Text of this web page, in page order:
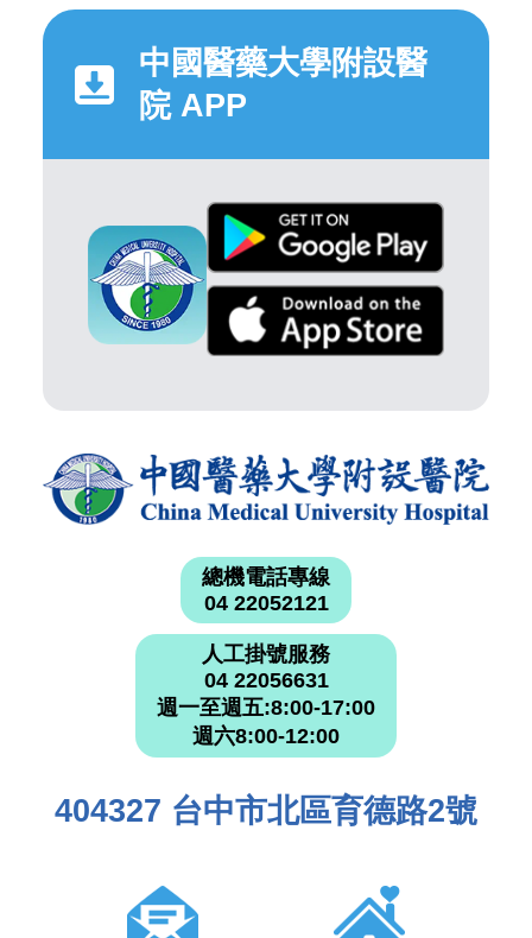
中國醫藥大學附設醫
院 APP
總機電話專線
04 22052121
人工掛號服務
04 22056631
週一至週五:8:00-17:00
週六8:00-12:00
404327 台中市北區育德路2號